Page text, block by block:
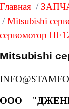
Главная /
/ Mitsubishi
сервомотор
Mitsubishi
ООО